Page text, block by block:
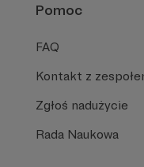
Pomoc
FAQ
Kontakt z
Zgłoś nadużycie
Rada Naukowa